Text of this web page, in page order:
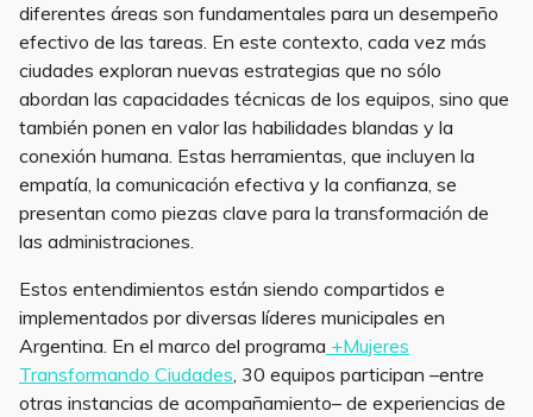
diferentes áreas son fundamentales para un desempeño
efectivo de las tareas. En este contexto, cada vez más
ciudades exploran nuevas estrategias que no sólo
abordan las capacidades técnicas de los equipos, sino que
también ponen en valor las habilidades blandas y la
conexión humana. Estas herramientas, que incluyen la
empatía, la comunicación efectiva y la confianza, se
presentan como piezas clave para la transformación de
las administraciones.
Estos entendimientos están siendo compartidos e
implementados por diversas líderes municipales en
Argentina. En el marco del programa +Mujeres
Transformando Ciudades, 30 equipos participan –entre
otras instancias de acompañamiento– de experiencias de